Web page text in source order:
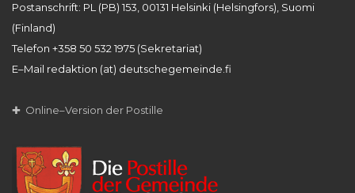
Postanschrift: PL (PB) 153, 00131 Helsinki (Helsingfors), Suomi
(Finland)
Telefon +358 50 532 1975 (Sekretariat)
E–Mail redaktion (at) deutschegemeinde.fi
✚ Online–Version der Postille